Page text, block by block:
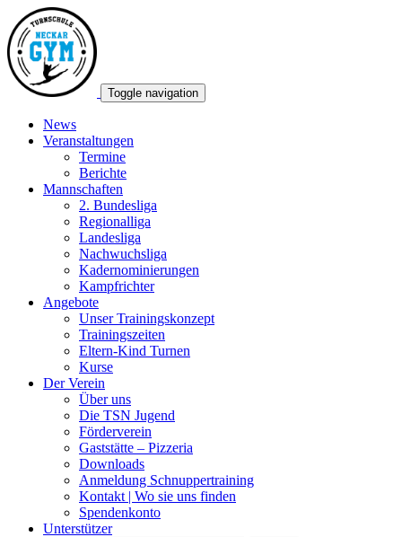
Toggle navigation
News
Veranstaltungen
Termine
Berichte
Mannschaften
2. Bundesliga
Regionalliga
Landesliga
Nachwuchsliga
Kadernominierungen
Kampfrichter
Angebote
Unser Trainingskonzept
Trainingszeiten
Eltern-Kind Turnen
Kurse
Der Verein
Über uns
Die TSN Jugend
Förderverein
Gaststätte – Pizzeria
Downloads
Anmeldung Schnuppertraining
Kontakt | Wo sie uns finden
Spendenkonto
Unterstützer